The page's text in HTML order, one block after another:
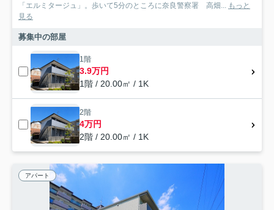
「エルミタージュ」。歩いて5分のところに奈良警察署 高畑... もっと
見る
募集中の部屋
1階
3.9万円
1階 / 20.00㎡ / 1K
2階
4万円
2階 / 20.00㎡ / 1K
アパート